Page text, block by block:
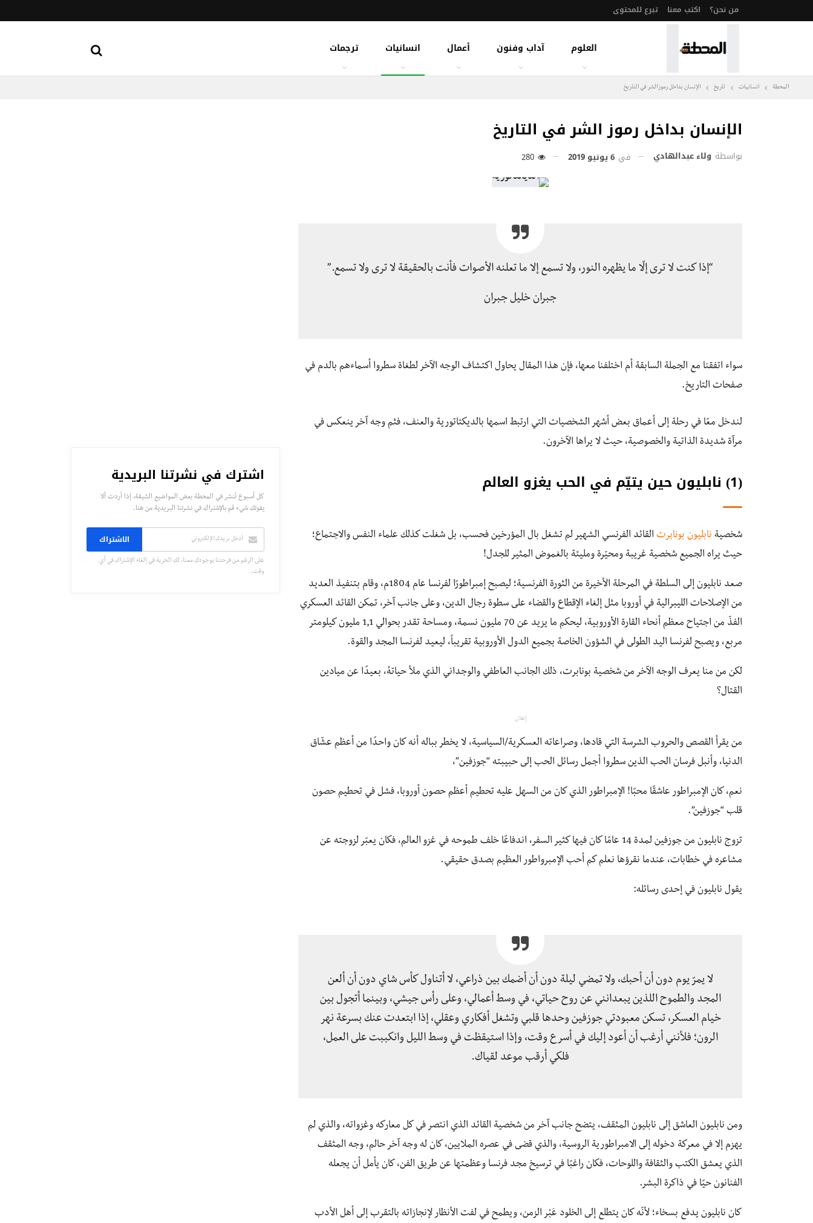
من نحن؟ اكتب معنا تبرع للمحتوى
العلوم آداب وفنون أعمال انسانيات ترجمات
المحطة انسانيات تاريخ الإنسان بداخل رموز الشر في التاريخ
الإنسان بداخل رموز الشر في التاريخ
بواسطة ولاء عبدالهادي في 6 يونيو 2019
“إذا كنت لا ترى إلّا ما يظهره النور، ولا تسمع إلا ما تعلنه الأصوات فأنت بالحقيقة لا ترى ولا تسمع.”
جبران خليل جبران
سواء اتفقنا مع الجملة السابقة أم اختلفنا معها، فإن هذا المقال يحاول اكتشاف الوجه الآخر لطغاة سطروا أسماءهم بالدم في
صفحات التاريخ.
لندخل معًا في رحلة إلى أعماق بعض أشهر الشخصيات التي ارتبط اسمها بالديكتاتورية والعنف، فثم وجه آخر ينعكس في
مرآة شديدة الذاتية والخصوصية، حيث لا يراها الآخرون.
(1) نابليون حين يتيّم في الحب يغزو العالم
شخصية نابليون بونابرت القائد الفرنسي الشهير لم تشغل بال المؤرخين فحسب، بل شغلت كذلك علماء النفس والاجتماع؛
حيث يراه الجميع شخصية غريبة ومحيّرة ومليئة بالغموض المثير للجدل!
صعد نابليون إلى السلطة في المرحلة الأخيرة من الثورة الفرنسية؛ ليصبح إمبراطورًا لفرنسا عام 1804م، وقام بتنفيذ العديد
من الإصلاحات الليبرالية في أوروبا مثل إلغاء الإقطاع والقضاء على سطوة رجال الدين، وعلى جانب آخر، تمكن القائد العسكري
الفذّ من اجتياح معظم أنحاء القارة الأوروبية، ليحكم ما يزيد عن 70 مليون نسمة، ومساحة تقدر بحوالي 1,1 مليون كيلومتر
مربع، ويصبح لفرنسا اليد الطولى في الشؤون الخاصة بجميع الدول الأوروبية تقريباً، ليعيد لفرنسا المجد والقوة.
لكن من منا يعرف الوجه الآخر من شخصية بونابرت، ذلك الجانب العاطفي والوجداني الذي ملأ حياتهُ، بعيدًا عن ميادين
القتال؟
إعلان
من يقرأ القصص والحروب الشرسة التي قادها، وصراعاته العسكرية/السياسية، لا يخطر بباله أنه كان واحدًا من أعظم عشّاق
الدنيا، وأنبل فرسان الحب الذين سطروا أجمل رسائل الحب إلى حبيبته “جوزفين”،
نعم، كان الإمبراطور عاشقًا محبًا! الإمبراطور الذي كان من السهل عليه تحطيم أعظم حصون أوروبا، فشل في تحطيم حصون
قلب “جوزفين”.
تزوج نابليون من جوزفين لمدة 14 عامًا كان فيها كثير السفر، اندفاعًا خلف طموحه في غزو العالم، فكان يعبّر لزوجته عن
مشاعره في خطابات، عندما نقرؤها نعلم كم أحب الإمبرواطور العظيم بصدق حقيقي.
يقول نابليون في إحدى رسائله:
لا يمرّ يوم دون أن أحبك، ولا تمضي ليلة دون أن أضمك بين ذراعي، لا أتناول كأس شاي دون أن ألعن
المجد والطموح اللذين يبعدانني عن روح حياتي، في وسط أعمالي، وعلى رأس جيشي، وبينما أتجول بين
خيام العسكر، تسكن معبودتي جوزفين وحدها قلبي وتشغل أفكاري وعقلي، إذا ابتعدت عنك بسرعة نهر
الرون؛ فلأنني أرغب أن أعود إليك في أسرع وقت، وإذا استيقظت في وسط الليل وانكببت على العمل،
فلكي أرقب موعد لقياك.
ومن نابليون العاشق إلى نابليون المثقف، يتضح جانب آخر من شخصية القائد الذي انتصر في كل معاركه وغزواته، والذي لم
يهزم إلا في معركة دخوله إلى الامبراطورية الروسية، والذي قضى في عصره الملايين، كان له وجه آخر حالم، وجه المثقف
الذي يعشق الكتب والثقافة واللوحات، فكان راغبًا في ترسيخ مجد فرنسا وعظمتها عن طريق الفن، كان يأمل أن يجعله
الفنانون حيًا في ذاكرة البشر.
كان نابليون يدفع بسخاء؛ لأنّه كان يتطلع إلى الخلود عَبْر الزمن، ويطمح في لفت الأنظار لإنجازاته بالتقرب إلى أهل الأدب
اشترك في نشرتنا البريدية
كل أسبوع تُنشر في المحطة بعض المواضيع الشيقة، إذا أردت ألا
يفوتك شيء قم بالإشتراك في نشرتنا البريدية من هنا.
الاشتراك
على الرغم من فرحتنا بوجودك معنا، لك الحرية في إلغاء الإشتراك في أي
وقت.